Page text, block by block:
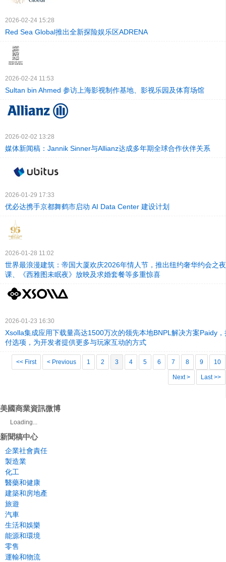
2026-02-24 15:28
Red Sea Global推出全新探险娱乐区ADRENA
2026-02-24 11:53
Sultan bin Ahmed 参访上海影视制作基地、影视乐园及体育场馆
2026-02-02 13:28
媒体新闻稿：Jannik Sinner与Allianz达成多年期全球合作伙伴关系
2026-01-29 17:33
优必达携手京都舞鹤市启动 AI Data Center 建设计划
2026-01-28 11:02
世界最浪漫建筑：帝国大厦欢庆2026年情人节，推出纽约奢华约会之
课、《西雅图未眠夜》放映及求婚套餐等多重惊喜
2026-01-23 16:30
Xsolla集成应用下载量高达1500万次的领先本地BNPL解决方案Paidy
付选项，为开发者提供更多与玩家互动的方式
<< First < Previous 1 2 3 4 5 6 7 8 9 10
Next > Last >>
美國商業資訊微博
Loading...
新聞稿中心
企業社會責任
製造業
化工
醫藥和健康
建築和房地產
旅遊
汽車
生活和娛樂
能源和環境
零售
運輸和物流